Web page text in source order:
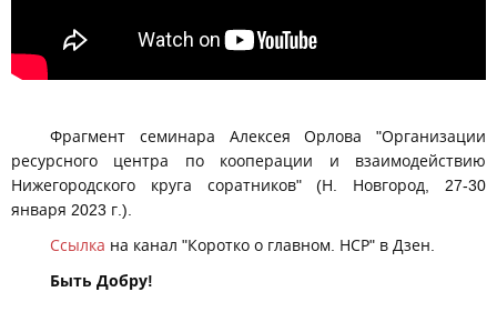
Фрагмент семинара Алексея Орлова "Организации
ресурсного центра по кооперации и взаимодействию
Нижегородского круга соратников" (Н. Новгород, 27-30
января 2023 г.).
Ссылка на канал "Коротко о главном. НСР" в Дзен.
Быть Добру!